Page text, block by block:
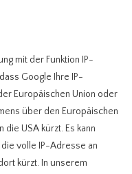
mit der Funktion IP-
Google Ihre IP-
Europäischen Union oder
über den Europäischen
USA kürzt. Es kann
volle IP-Adresse an
kürzt. In unserem